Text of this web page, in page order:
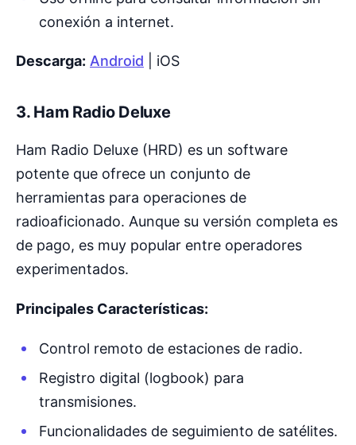
conexión a internet.
Descarga: Android | iOS
3. Ham Radio Deluxe
Ham Radio Deluxe (HRD) es un software
potente que ofrece un conjunto de
herramientas para operaciones de
radioaficionado. Aunque su versión completa es
de pago, es muy popular entre operadores
experimentados.
Principales Características:
Control remoto de estaciones de radio.
Registro digital (logbook) para
transmisiones.
Funcionalidades de seguimiento de satélites.